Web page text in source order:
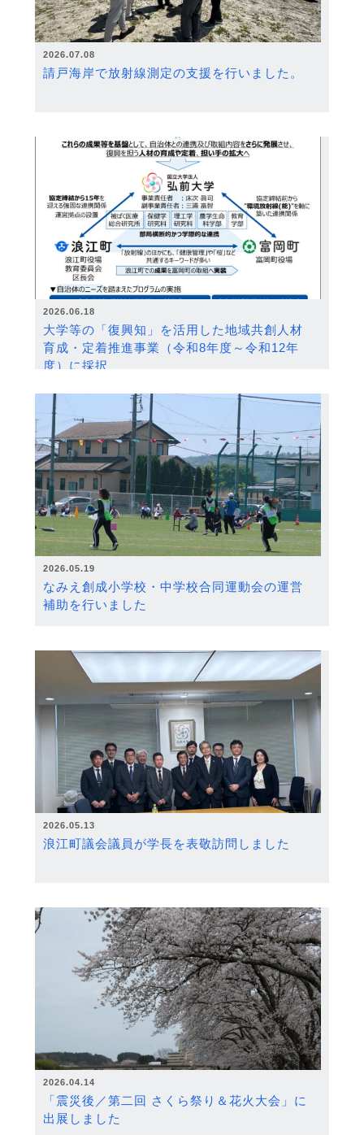
2026.07.08
請戸海岸で放射線測定の支援を行いました。
2026.06.18
大学等の「復興知」を活用した地域共創人材
育成・定着推進事業（令和8年度～令和12年
度）に採択
2026.05.19
なみえ創成小学校・中学校合同運動会の運営
補助を行いました
2026.05.13
浪江町議会議員が学長を表敬訪問しました
2026.04.14
「震災後／第二回 さくら祭り＆花火大会」に
出展しました